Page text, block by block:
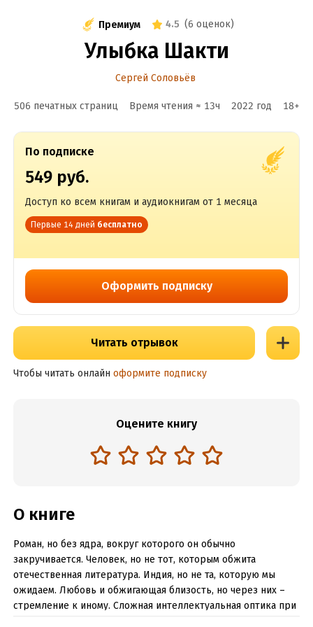
Премиум 4.5 (6 оценок)
Улыбка Шакти
Сергей Соловьёв
506 печатных страниц Время чтения ≈ 13ч 2022 год 18+
По подписке
549 руб.
Доступ ко всем книгам и аудиокнигам от 1 месяца
Первые 14 дней бесплатно
Оформить подписку
Читать отрывок
Чтобы читать онлайн оформите подписку
Оцените книгу
О книге
Роман, но без ядра, вокруг которого он обычно
закручивается. Человек, но не тот, которым обжита
отечественная литература. Индия, но не та, которую мы
ожидаем. Любовь и обжигающая близость, но через них –
стремление к иному. Сложная интеллектуальная оптика при